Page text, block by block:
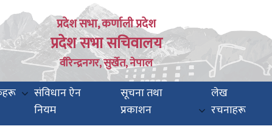
प्रदेश सभा, कर्णाली प्रदेश
प्रदेश सभा सचिवालय
वीरेन्द्रनगर, सुर्खेत, नेपाल
संविधान ऐन
नियम
सूचना तथा
प्रकाशन
लेख
रचनाहरू